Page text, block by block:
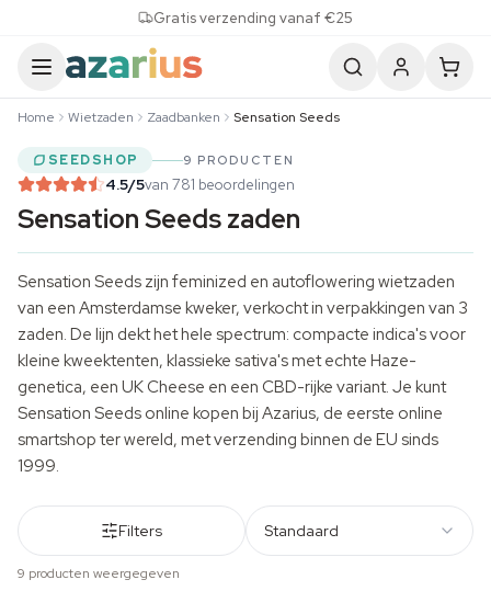
Gratis verzending vanaf €25
Home Wietzaden Zaadbanken Sensation Seeds
SEEDSHOP 9 PRODUCTEN
4.5/5van 781 beoordelingen
Sensation Seeds zaden
Sensation Seeds zijn feminized en autoflowering wietzaden
van een Amsterdamse kweker, verkocht in verpakkingen van 3
zaden. De lijn dekt het hele spectrum: compacte indica's voor
kleine kweektenten, klassieke sativa's met echte Haze-
genetica, een UK Cheese en een CBD-rijke variant. Je kunt
Sensation Seeds online kopen bij Azarius, de eerste online
smartshop ter wereld, met verzending binnen de EU sinds
1999.
Filters Standaard
9 producten weergegeven